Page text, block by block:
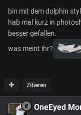
bin mit dem dolphin
hab mal kurz in
besser gefallen.
was meint ihr?
Zitieren
OneEyed